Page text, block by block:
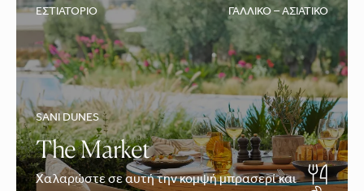
ΕΣΤΙΑΤΌΡΙΟ ΓΑΛΛΙΚΌ – ΑΣΙΑΤΙΚΌ
SANI DUNES
The Market
Χαλαρώστε σε αυτή την κομψή μπρασερί και